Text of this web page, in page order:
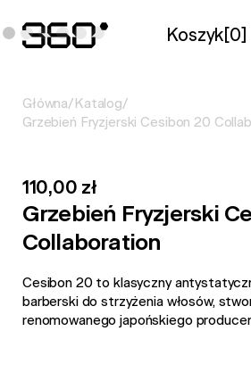
Koszyk 0
Główna/ Katalog/
Grzebień Fryzjerski Cesibon 20
Grzebień Fryzjerski
Collaboration
110,00 zł
Cesibon 20 to klasyczny
barberski do strzyżenia włosów,
renomowanego japońskiego